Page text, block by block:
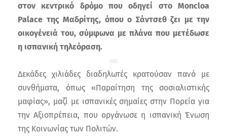
στον κεντρικό δρόμο που οδηγεί στο Moncloa
Palace της Μαδρίτης, όπου ο Σάντσεθ ζει με την
οικογένειά του, σύμφωνα με πλάνα που μετέδωσε
η ισπανική τηλεόραση.
Δεκάδες χιλιάδες διαδηλωτές κρατούσαν πανό με
συνθήματα, όπως «Παραίτηση της σοσιαλιστικής
μαφίας», μαζί με ισπανικές σημαίες στην Πορεία για
την Αξιοπρέπεια, που οργάνωσε η ισπανική Ένωση
της Κοινωνίας των Πολιτών.